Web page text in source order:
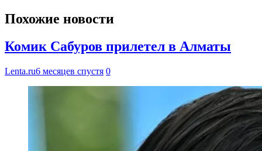
Похожие новости
Комик Сабуров прилетел в Алматы
Lenta.ru6 месяцев спустя 0